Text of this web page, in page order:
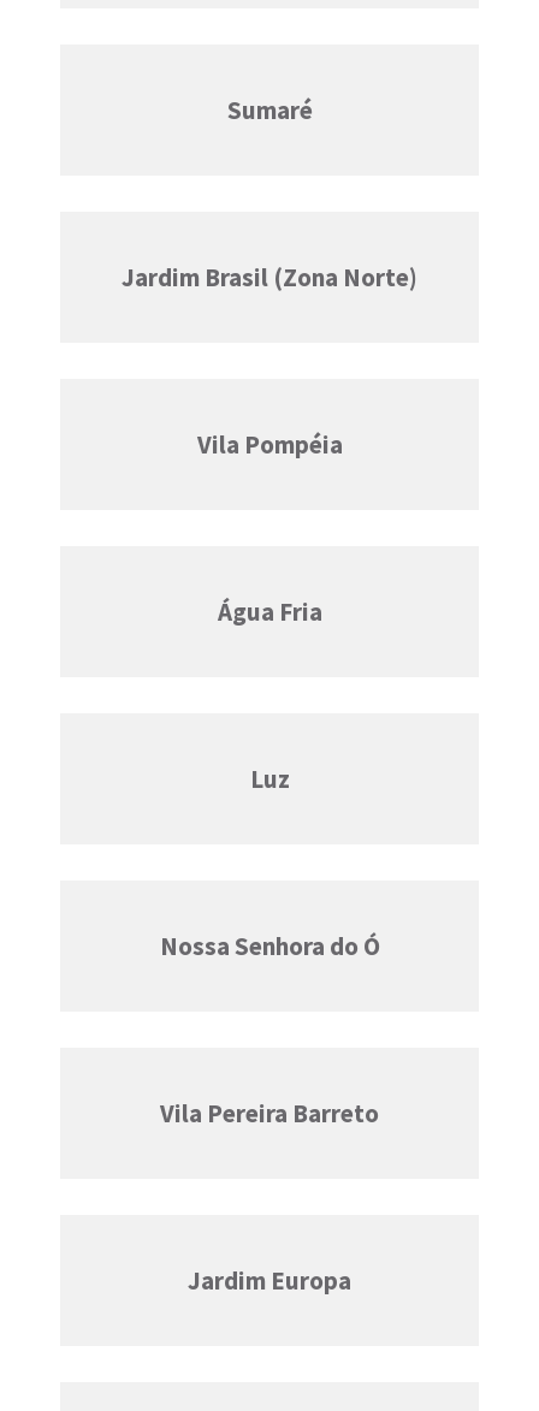
Sumaré
Jardim Brasil (Zona Norte)
Vila Pompéia
Água Fria
Luz
Nossa Senhora do Ó
Vila Pereira Barreto
Jardim Europa